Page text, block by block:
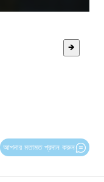
🡺
আপনার মতামত প্রদান করুন